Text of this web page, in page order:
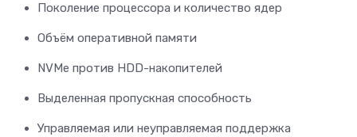
Поколение процессора и количество ядер
Объём оперативной памяти
NVMe против HDD-накопителей
Выделенная пропускная способность
Управляемая или неуправляемая поддержка